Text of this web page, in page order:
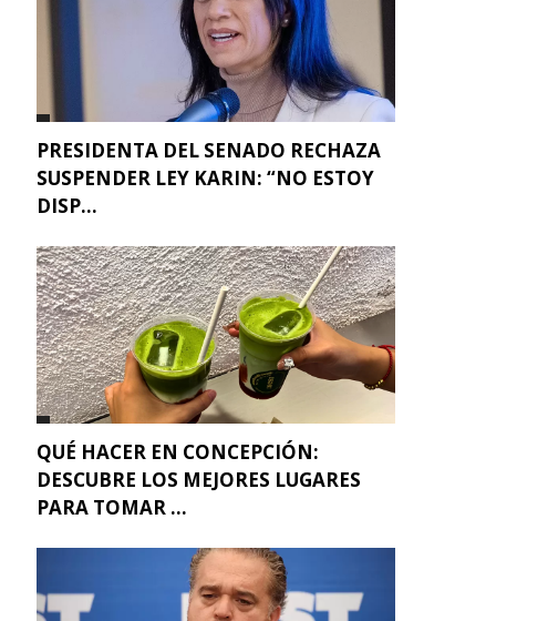
PRESIDENTA DEL SENADO RECHAZA
SUSPENDER LEY KARIN: “NO ESTOY
DISP...
QUÉ HACER EN CONCEPCIÓN:
DESCUBRE LOS MEJORES LUGARES
PARA TOMAR ...